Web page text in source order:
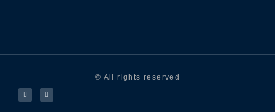
© All rights reserved